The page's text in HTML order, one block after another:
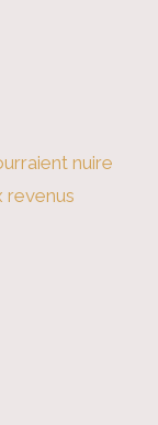
nuire
revenus